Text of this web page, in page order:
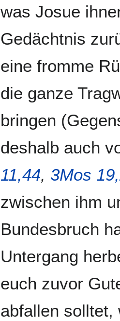
was Josue
Gedächtnis
eine fromme
die ganze
bringen
deshalb auch
11,44, 3Mos
zwischen ihm
Bundesbruch
Untergang
euch zuvor
abfallen solltet,